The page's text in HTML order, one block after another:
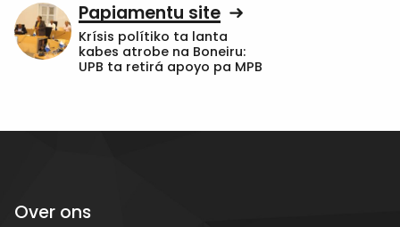
Papiamentu site
Krísis polítiko ta lanta
kabes atrobe na Boneiru:
UPB ta retirá apoyo pa MPB
Over ons